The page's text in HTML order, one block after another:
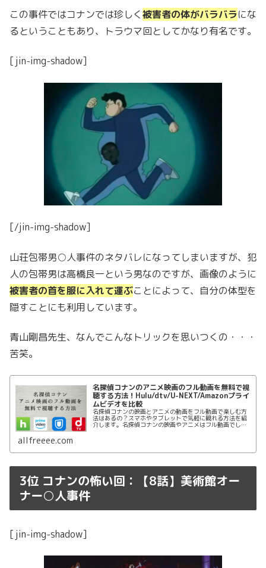
この事件ではコナンでは珍しく被害者の体がバラバラにな
るということもあり、トラウマ回としてかなり有名です。
[jin-img-shadow]
[/jin-img-shadow]
山荘包帯男○人事件のネタバレになってしまいますが、犯
人の包帯男は高橋良一という男なのですが、画像のように
被害者の首を服に入れて運ぶことによって、自分の体型を
隠すことにも利用しています。
青山剛昌先生、なんでこんなトリックを思いつくの・・・
苦笑。
名探偵コナンのアニメ映画のフル動画を無料で視
聴する方法！Hulu/dtv/U-NEXT/Amazonプライ
ムビデオを比較
名探偵コナンの映画とアニメの動画をフル動画で楽しむ方
法はあるの？スマホやタブレットで気軽に観れる方法を紹
介します。名探偵コナンの映画やアニメはフル動画でしか
allfreeee.com
3位 コナンの怖い回：【8話】美術館オー
ナー○人事件
[jin-img-shadow]